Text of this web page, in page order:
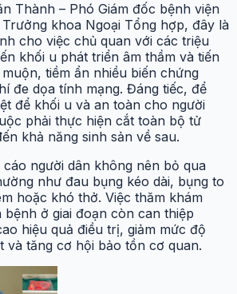
Thành – Phó Giám đốc bệnh viện
khoa Ngoại Tổng hợp, đây là
cho việc chủ quan với các triệu
khối u phát triển âm thầm và tiến
tiềm ẩn nhiều biến chứng
đe dọa tính mạng. Đáng tiếc, để
để khối u và an toàn cho người
phải thực hiện cắt toàn bộ tử
khả năng sinh sản về sau.
người dân không nên bỏ qua
như đau bụng kéo dài, bụng to
hoặc khó thở. Việc thăm khám
bệnh ở giai đoạn còn can thiệp
hiệu quả điều trị, giảm mức độ
và tăng cơ hội bảo tồn cơ quan.